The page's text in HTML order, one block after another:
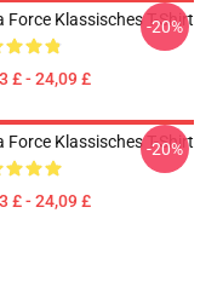
Force Klassisches T-Shirt
£ - 24,09 £
-20%
Force Klassisches T-Shirt
£ - 24,09 £
-20%